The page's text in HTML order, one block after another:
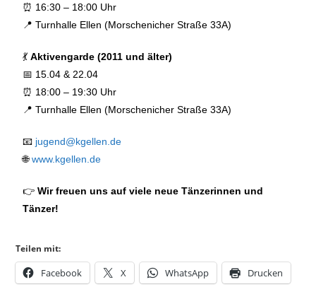
⏰ 16:30 – 18:00 Uhr
📍Turnhalle Ellen (MorschenicherStraße33A)
💃Aktivengarde (2011undälter)
📅 15.04 & 22.04
⏰ 18:00 – 19:30 Uhr
📍Turnhalle Ellen (MorschenicherStraße33A)
📧 jugend@kgellen.de
🌐www.kgellen.de
👉Wirfreuenunsaufviele neueTänzerinnenund
Tänzer!
Teilen mit:
Facebook X WhatsApp Drucken